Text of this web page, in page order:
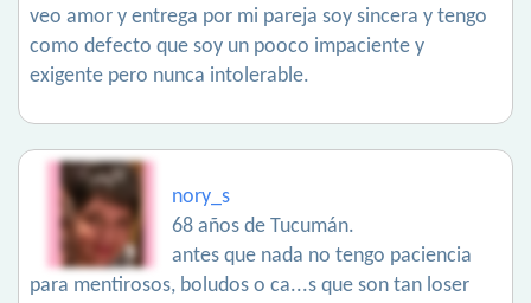
veo amor y entrega por mi pareja soy sincera y tengo
como defecto que soy un pooco impaciente y
exigente pero nunca intolerable.
nory_s
68 años de Tucumán.
antes que nada no tengo paciencia
para mentirosos, boludos o ca...s que son tan loser